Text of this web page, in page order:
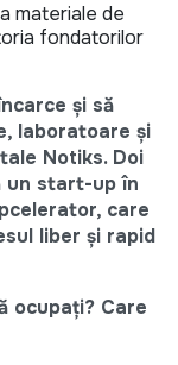
materiale de
fondatorilor
și să
laboratoare și
Notiks. Doi
un start-up în
care
liber și rapid
ocupați? Care